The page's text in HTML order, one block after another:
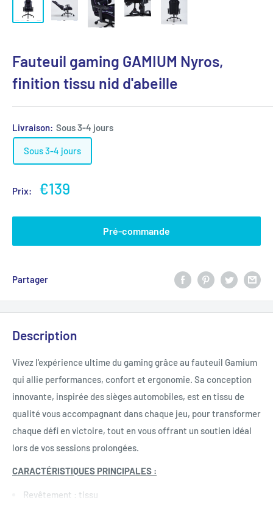
Fauteuil gaming GAMIUM Nyros,
finition tissu nid d'abeille
Livraison: Sous 3-4 jours
Sous 3-4 jours
Prix: €139
Pré-commande
Partager
Description
Vivez l'expérience ultime du gaming grâce au fauteuil Gamium
qui allie performances, confort et ergonomie. Sa conception
innovante, inspirée des sièges automobiles, est en tissu de
qualité vous accompagnant dans chaque jeu, pour transformer
chaque défi en victoire, tout en vous offrant un soutien idéal
lors de vos sessions prolongées.
CARACTÉRISTIQUES PRINCIPALES :
Revêtement : tissu